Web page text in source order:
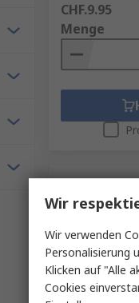
CHF.9.95
Menge
Wir
Wir verwenden
Personalisierung
Klicken auf "Alle
Cookies